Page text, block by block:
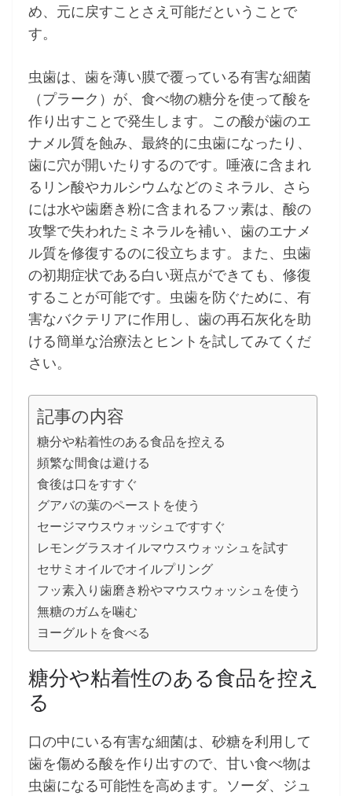
め、元に戻すことさえ可能だということで
す。
虫歯は、歯を薄い膜で覆っている有害な細菌
（プラーク）が、食べ物の糖分を使って酸を
作り出すことで発生します。この酸が歯のエ
ナメル質を蝕み、最終的に虫歯になったり、
歯に穴が開いたりするのです。唾液に含まれ
るリン酸やカルシウムなどのミネラル、さら
には水や歯磨き粉に含まれるフッ素は、酸の
攻撃で失われたミネラルを補い、歯のエナメ
ル質を修復するのに役立ちます。また、虫歯
の初期症状である白い斑点ができても、修復
することが可能です。虫歯を防ぐために、有
害なバクテリアに作用し、歯の再石灰化を助
ける簡単な治療法とヒントを試してみてくだ
さい。
記事の内容
糖分や粘着性のある食品を控える
頻繁な間食は避ける
食後は口をすすぐ
グアバの葉のペーストを使う
セージマウスウォッシュですすぐ
レモングラスオイルマウスウォッシュを試す
セサミオイルでオイルプリング
フッ素入り歯磨き粉やマウスウォッシュを使う
無糖のガムを噛む
ヨーグルトを食べる
糖分や粘着性のある食品を控え
る
口の中にいる有害な細菌は、砂糖を利用して
歯を傷める酸を作り出すので、甘い食べ物は
虫歯になる可能性を高めます。ソーダ、ジュ